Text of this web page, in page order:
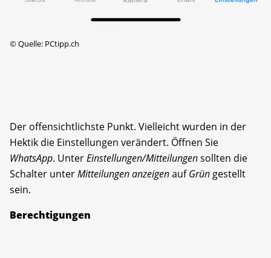
©Quelle: PCtipp.ch
Der offensichtlichste Punkt. Vielleicht wurden in der
Hektik die Einstellungen verändert. Öffnen Sie
WhatsApp. UnterEinstellungen/Mitteilungensollten die
Schalter unterMitteilungen anzeigenaufGrün gestellt
sein.
Berechtigungen